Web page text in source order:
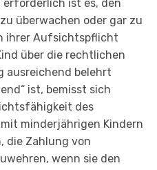
ist es, den
überwachen oder gar zu
ihrer Aufsichtspflicht
über die rechtlichen
ausreichend belehrt
ist, bemisst sich
des
minderjährigen Kindern
die Zahlung von
wenn sie den